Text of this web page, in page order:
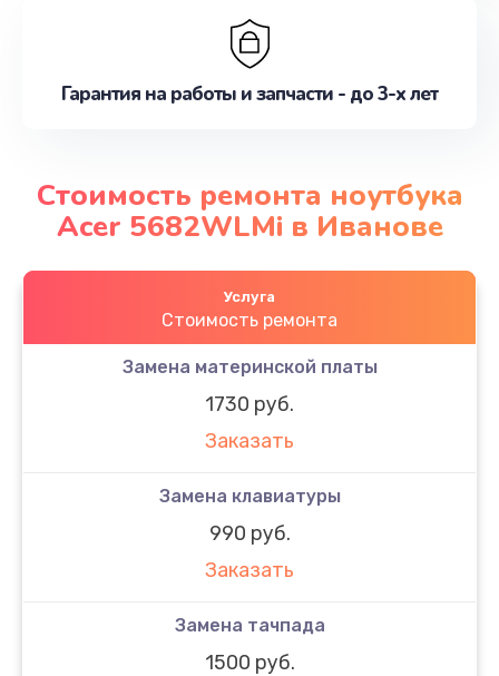
Гарантия на работы и запчасти - до 3-х лет
Стоимость ремонта ноутбука
Acer 5682WLMi в Иванове
Услуга
Стоимость ремонта
Замена материнской платы
1730 руб.
Заказать
Замена клавиатуры
990 руб.
Заказать
Замена тачпада
1500 руб.